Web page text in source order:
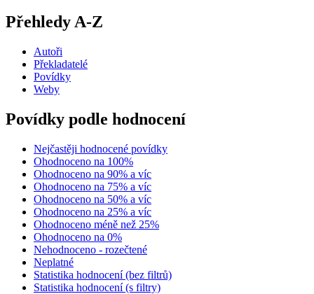
Přehledy A-Z
Autoři
Překladatelé
Povídky
Weby
Povídky podle hodnocení
Nejčastěji hodnocené povídky
Ohodnoceno na 100%
Ohodnoceno na 90% a víc
Ohodnoceno na 75% a víc
Ohodnoceno na 50% a víc
Ohodnoceno na 25% a víc
Ohodnoceno méně než 25%
Ohodnoceno na 0%
Nehodnoceno - rozečtené
Neplatné
Statistika hodnocení (bez filtrů)
Statistika hodnocení (s filtry)